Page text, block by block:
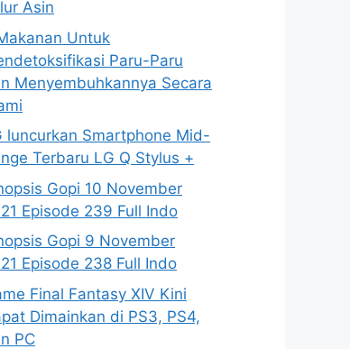
Asin
Untuk
Paru-Paru
Menyembuhkannya Secara
luncurkan Smartphone Mid-
Terbaru LG Q Stylus +
Gopi 10 November
Episode 239 Full Indo
Gopi 9 November
Episode 238 Full Indo
Final Fantasy XIV Kini
Dimainkan di PS3, PS4,
PC